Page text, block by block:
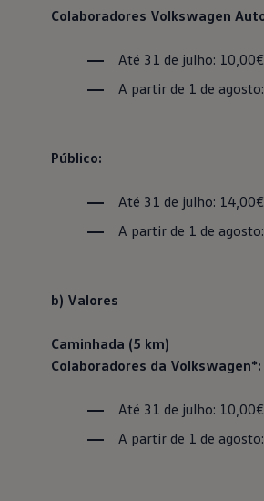
Colaboradores Volkswagen
Até 31 de julho:
A partir de 1 de
Público:
Até 31 de julho:
A partir de 1 de
b) Valores
Caminhada (5 km)
Colaboradores da Volkswagen*:
Até 31 de julho:
A partir de 1 de